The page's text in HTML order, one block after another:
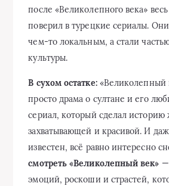
после «Великолепного века»
поверил в турецкие сериалы.
чем-то локальным, а стали
культуры.
В сухом остатке:«Великолепный
просто драма о султане и его
сериал, который сделал историю
захватывающей и красивой. И
известен, всё равно интересно
смотреть «Великолепный век»
эмоций, роскоши и страстей,